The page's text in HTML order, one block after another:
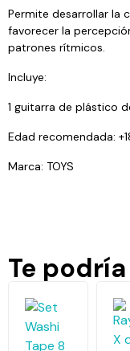
Permite desarrollar la
favorecer la
patrones rí­tmicos.
Incluye:
1 guitarra de plástico
Edad recomendada:
Marca: TOYS
Te